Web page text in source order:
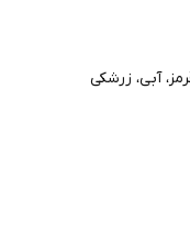
آبی، زرشکی